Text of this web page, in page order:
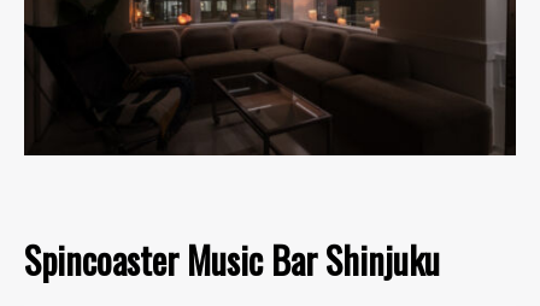
Spincoaster Music Bar Shinjuku